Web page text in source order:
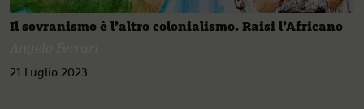
Il sovranismo è l’altro colonialismo. Raisi l’Africano
21 Luglio 2023